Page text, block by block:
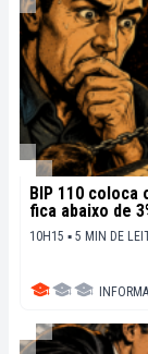
BIP 110 coloca
fica abaixo de
10H15 ▪ 5 MIN DE